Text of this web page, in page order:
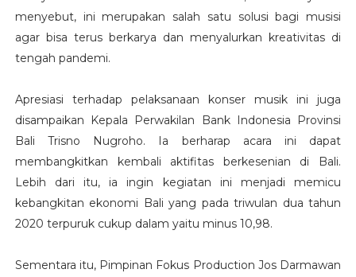
menyebut, ini merupakan salah satu solusi bagi musisi
agar bisa terus berkarya dan menyalurkan kreativitas di
tengah pandemi.
Apresiasi terhadap pelaksanaan konser musik ini juga
disampaikan Kepala Perwakilan Bank Indonesia Provinsi
Bali Trisno Nugroho. Ia berharap acara ini dapat
membangkitkan kembali aktifitas berkesenian di Bali.
Lebih dari itu, ia ingin kegiatan ini menjadi memicu
kebangkitan ekonomi Bali yang pada triwulan dua tahun
2020 terpuruk cukup dalam yaitu minus 10,98.
Sementara itu, Pimpinan Fokus Production Jos Darmawan